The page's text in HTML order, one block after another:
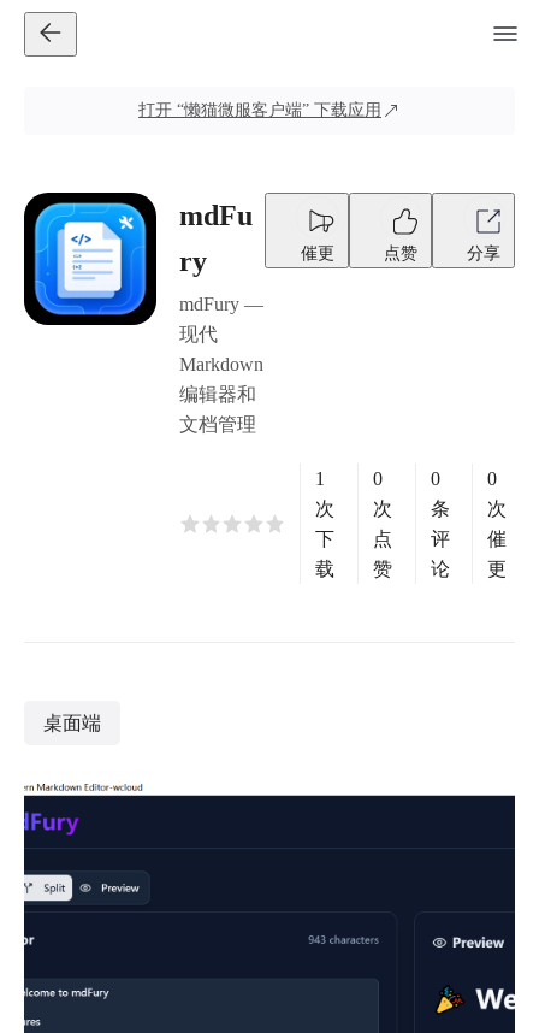
打开 “懒猫微服客户端” 下载应用
mdFu
ry
mdFury —
现代
Markdown
编辑器和
文档管理
催更 点赞 分享
1
次
下
载
0
次
点
赞
0
条
评
论
0
次
催
更
桌面端